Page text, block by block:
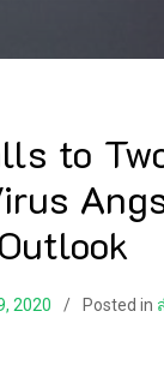
to
2020 Posted in